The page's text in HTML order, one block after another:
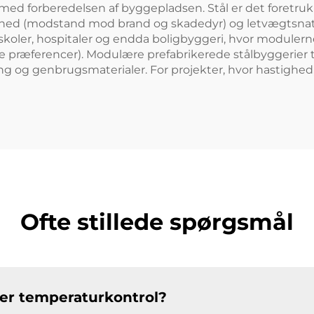
forberedelsen af byggepladsen. Stål er det
(modstand mod brand og skadedyr) og
hospitaler og endda boligbyggeri, hvor
Modulære prefabrikerede
og genbrugsmaterialer. For projekter, hvor
Ofte stillede spørgsmål
temperaturkontrol?